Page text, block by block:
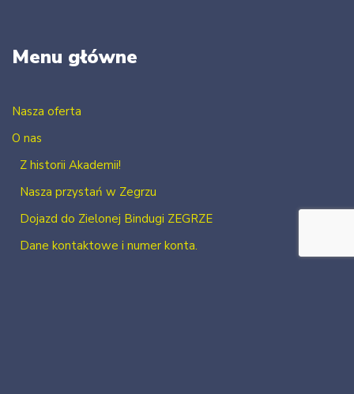
Menu główne
Nasza oferta
O nas
Z historii Akademii!
Nasza przystań w Zegrzu
Dojazd do Zielonej Bindugi ZEGRZE
Dane kontaktowe i numer konta.